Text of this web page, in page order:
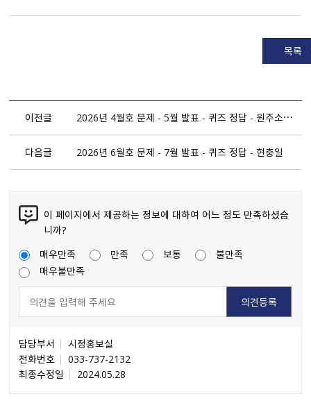
목록
이전글 2026년 4월호 문제 - 5월 발표 - 퀴즈 정답 - 원주소풍길
다음글 2026년 6월호 문제 - 7월 발표 - 퀴즈 정답 - 현충일
이 페이지에서 제공하는 정보에 대하여 어느 정도 만족하셨습
니까?
매우만족
만족 보통
불만족
매우불만족
담당부서
시정홍보실
전화번호
033-737-2132
최종수정일
2024.05.28